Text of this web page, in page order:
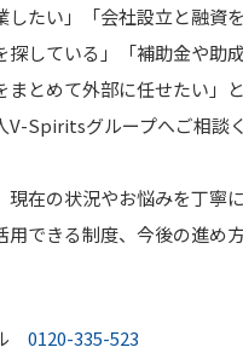
したい」「会社設立と融資
探している」「補助金や助
まとめて外部に任せたい」
V-Spiritsグループへご相談
現在の状況やお悩みを丁寧
用できる制度、今後の進め
0120-335-523